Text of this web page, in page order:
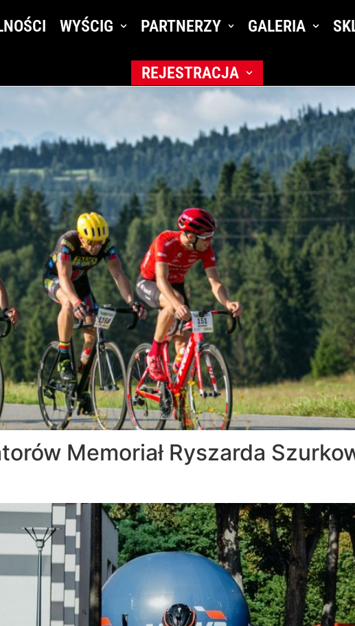
WYŚCIG PARTNERZY GALERIA
REJESTRACJA
Amatorów 2021
Memoriał Ryszarda